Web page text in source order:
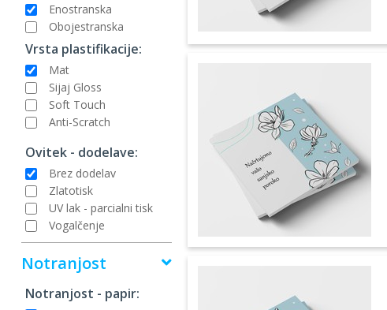
Enostranska
Obojestranska
Vrsta plastifikacije:
Mat
Sijaj Gloss
Soft Touch
Anti-Scratch
Ovitek - dodelave:
Brez dodelav
Zlatotisk
UV lak - parcialni tisk
Vogalčenje
Notranjost
Notranjost - papir: